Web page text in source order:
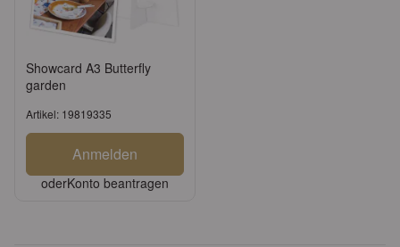
Showcard A3 Butterfly
garden
Artikel: 19819335
Anmelden
oderKonto beantragen